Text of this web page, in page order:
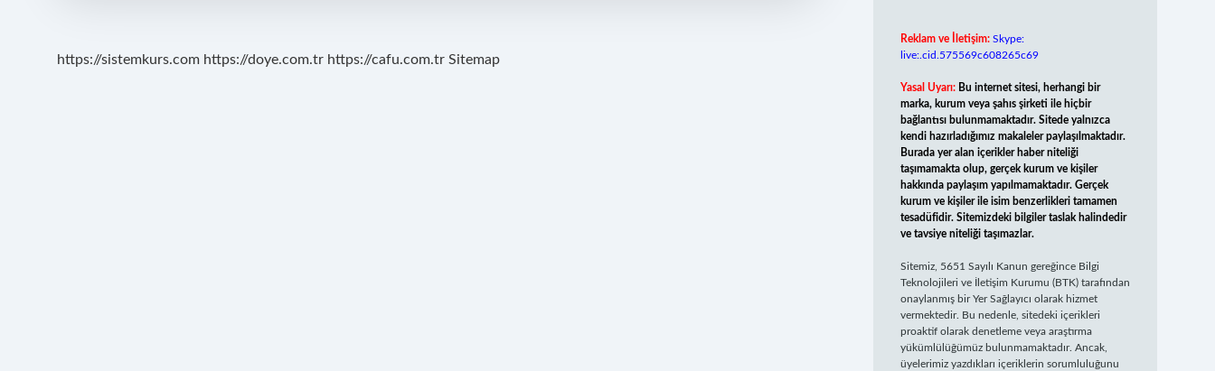
https://sistemkurs.com https://doye.com.tr https://cafu.com.tr Sitemap
Reklam ve İletişim: Skype:
live:.cid.575569c608265c69
Yasal Uyarı: Bu internet sitesi, herhangi bir
marka, kurum veya şahıs şirketi ile hiçbir
bağlantısı bulunmamaktadır. Sitede yalnızca
kendi hazırladığımız makaleler paylaşılmaktadır.
Burada yer alan içerikler haber niteliği
taşımamakta olup, gerçek kurum ve kişiler
hakkında paylaşım yapılmamaktadır. Gerçek
kurum ve kişiler ile isim benzerlikleri tamamen
tesadüfidir. Sitemizdeki bilgiler taslak halindedir
ve tavsiye niteliği taşımazlar.
Sitemiz, 5651 Sayılı Kanun gereğince Bilgi
Teknolojileri ve İletişim Kurumu (BTK) tarafından
onaylanmış bir Yer Sağlayıcı olarak hizmet
vermektedir. Bu nedenle, sitedeki içerikleri
proaktif olarak denetleme veya araştırma
yükümlülüğümüz bulunmamaktadır. Ancak,
üyelerimiz yazdıkları içeriklerin sorumluluğunu